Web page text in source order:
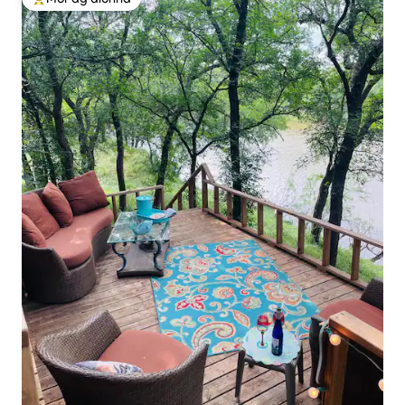
An-mhór ag aíonna